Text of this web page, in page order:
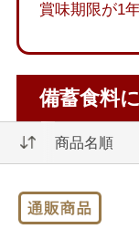
賞味期限が1
備蓄食料
商品名順